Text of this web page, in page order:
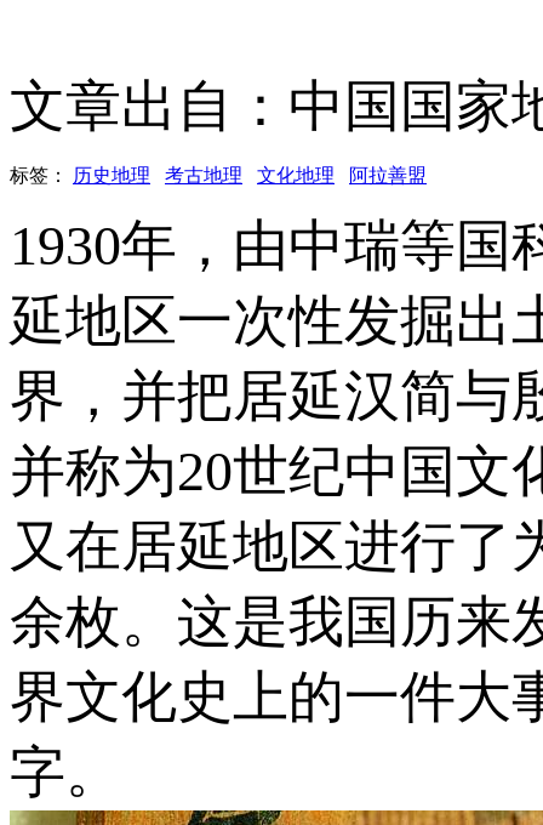
文章出自：中国国家
标签： 历史地理 考古地理 文化地理 阿拉善盟
1930年，由中瑞等
延地区一次性发掘出
界，并把居延汉简与
并称为20世纪中国文
又在居延地区进行了
余枚。这是我国历来
界文化史上的一件大
字。